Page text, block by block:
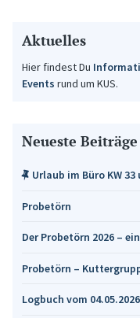
Aktuelles
Hier findest Du
Events rund um KUS.
Neueste Beiträge
Urlaub im Büro KW 33
Probetörn
Der Probetörn 2026 –
Probetörn –
Logbuch vom 04.05.2026